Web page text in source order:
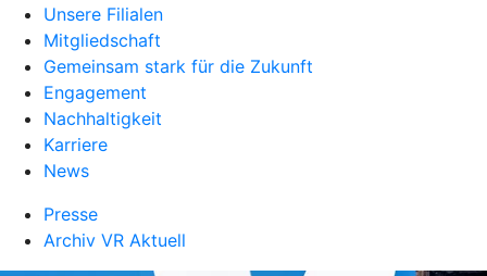
Unsere Filialen
Mitgliedschaft
Gemeinsam stark für die Zukunft
Engagement
Nachhaltigkeit
Karriere
News
Presse
Archiv VR Aktuell